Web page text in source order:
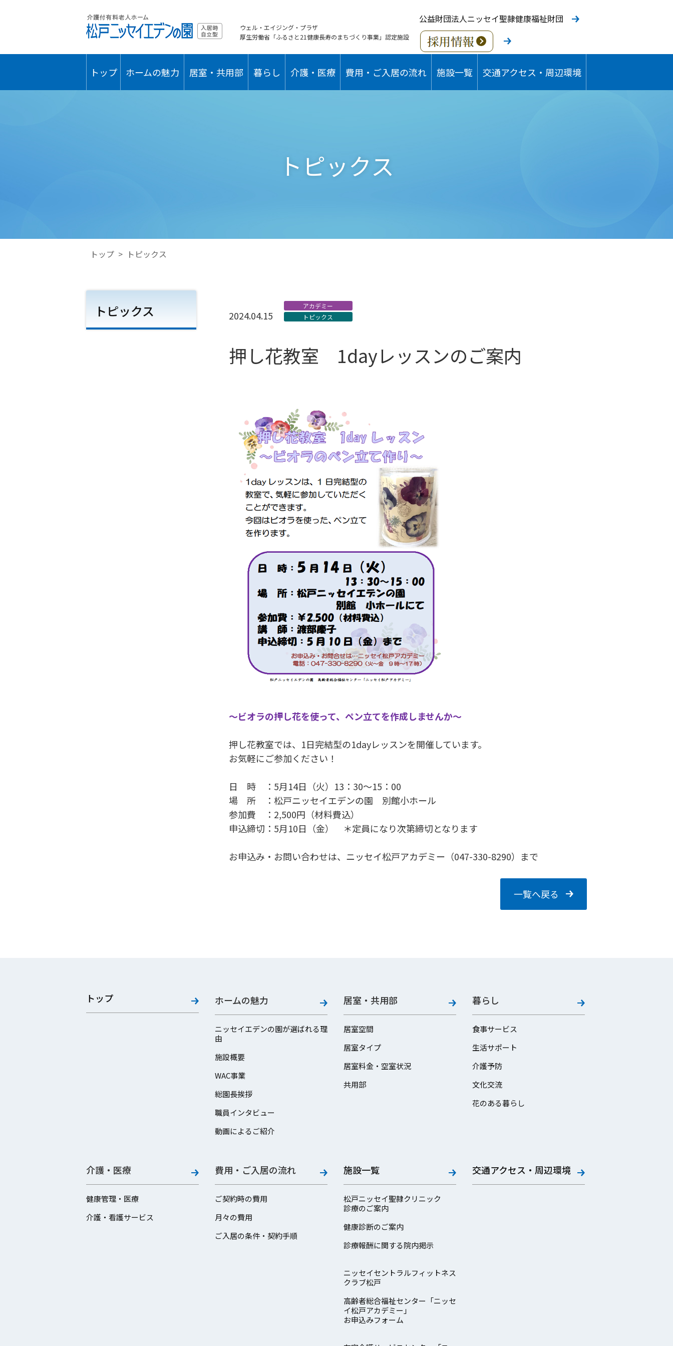
公益財団法人ニッセイ聖隷健康福祉財団
ウェル・エイジング・プラザ
厚生労働省「ふるさと21健康長寿のまちづくり事業」認定施設
トップ ホームの魅力 居室・共用部 暮らし 介護・医療 費用・ご入居の流れ 施設一覧 交通アクセス・周辺環境
トピックス
トップ > トピックス
2024.04.15
アカデミー
トピックス
押し花教室 1dayレッスンのご案内
～ビオラの押し花を使って、ペン立てを作成しませんか～
押し花教室では、1日完結型の1dayレッスンを開催しています。
お気軽にご参加ください！
日 時 ：5月14日（火）13：30～15：00
場 所 ：松戸ニッセイエデンの園 別館小ホール
参加費 ：2,500円（材料費込）
申込締切：5月10日（金） ＊定員になり次第締切となります
お申込み・お問い合わせは、ニッセイ松戸アカデミー（047-330-8290）まで
一覧へ戻る
トピックス
トップ ホームの魅力
ニッセイエデンの園が選ばれる理
由
施設概要
WAC事業
総園長挨拶
職員インタビュー
動画によるご紹介
居室・共用部
居室空間
居室タイプ
居室料金・空室状況
共用部
暮らし
食事サービス
生活サポート
介護予防
文化交流
花のある暮らし
介護・医療
健康管理・医療
介護・看護サービス
費用・ご入居の流れ
ご契約時の費用
月々の費用
ご入居の条件・契約手順
施設一覧
松戸ニッセイ聖隷クリニック
診療のご案内
健康診断のご案内
診療報酬に関する院内掲示
ニッセイセントラルフィットネス
クラブ松戸
高齢者総合福祉センター「ニッセ
イ松戸アカデミー」
お申込みフォーム
交通アクセス・周辺環境